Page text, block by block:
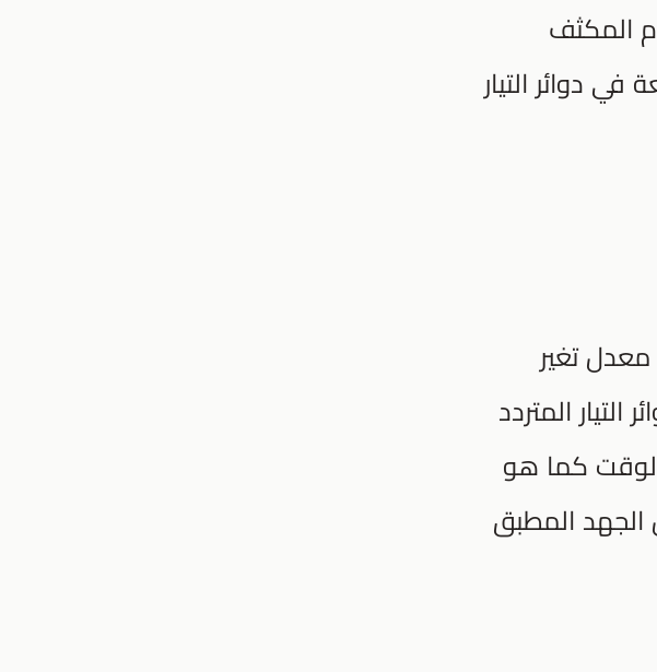
المكثف
دوائر التيار
تغير
المتردد
بالوقت كما هو
الجهد المطبق